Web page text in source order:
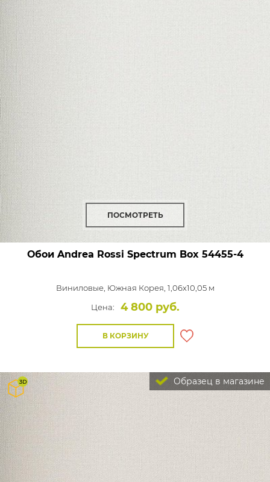
ПОСМОТРЕТЬ
Обои Andrea Rossi Spectrum Box 54455-4
Виниловые, Южная Корея, 1,06x10,05 м
Цена:
4 800 руб.
В КОРЗИНУ
Образец в магазине